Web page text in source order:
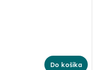
Do košíka